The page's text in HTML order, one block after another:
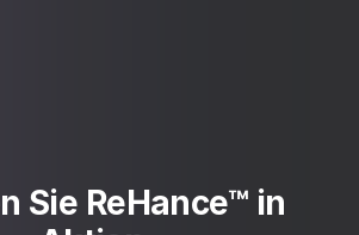
Sie ReHance™ in